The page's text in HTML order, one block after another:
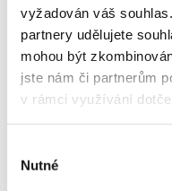
vyžadován váš
partnery udělujete
mohou být
jste nám či partnerům
v rámci využívání
souhlasu
Nutné
Autor
Kamil